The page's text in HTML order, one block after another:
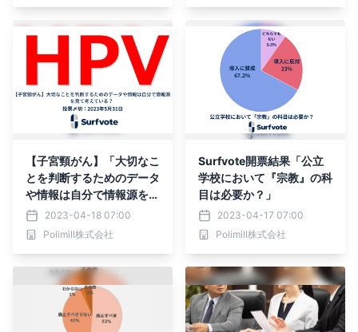
【子宮頸がん】「大切なこ
とを判断するためのデータ
や情報は自分で情報源を見
て考えている？」Surfvot
eで投票開始
2023-04-18 07:00
Polimill株式会社
Surfvote開票結果「公立
学校において『宗教』の科
目は必要か？」
2023-04-17 07:00
Polimill株式会社